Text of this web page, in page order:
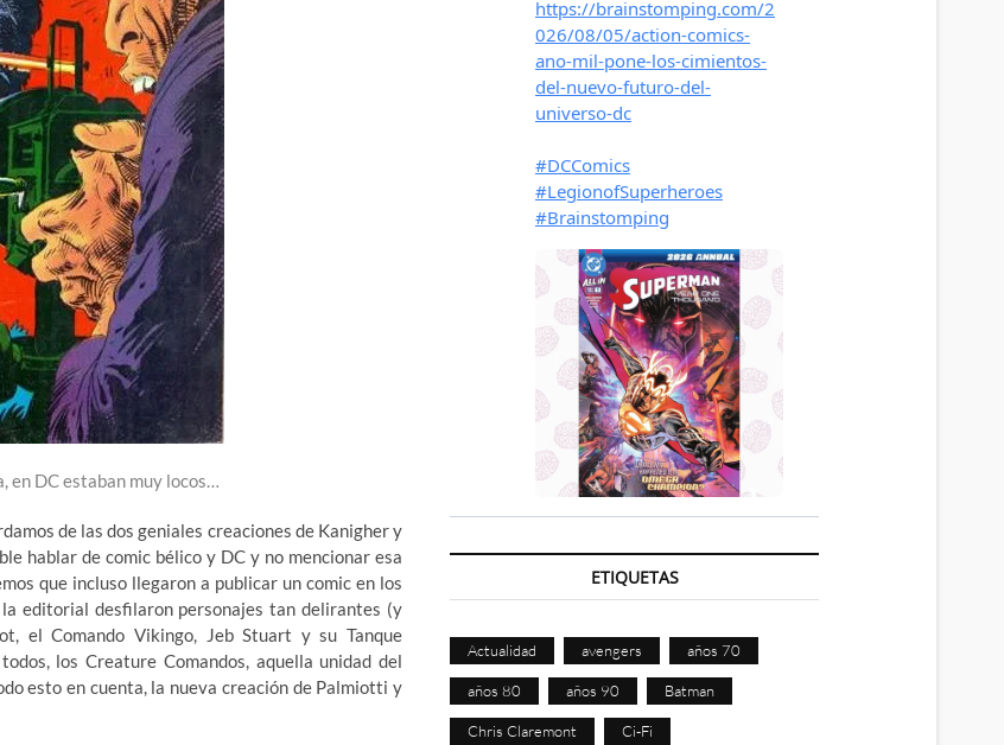
en DC estaban muy locos…
de las dos geniales creaciones de Kanigher y
hablar de comic bélico y DC y no mencionar esa
que incluso llegaron a publicar un comic en los
editorial desfilaron personajes tan delirantes (y
el Comando Vikingo, Jeb Stuart y su Tanque
los Creature Comandos, aquella unidad del
esto en cuenta, la nueva creación de Palmiotti y
ETIQUETAS
Actualidad avengers años 70
años 80 años 90 Batman
Chris Claremont Ci-Fi